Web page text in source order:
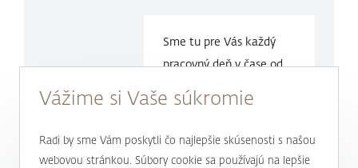
Sme tu pre Vás každý
pracovný deň v časeod
9.00 do
0800 900 500
Vážime si Vaše súkromie
Radi by sme Vám poskytli čo najlepšie skúsenosti s našou
webovou stránkou. Súbory cookie sa používajú na lepšie